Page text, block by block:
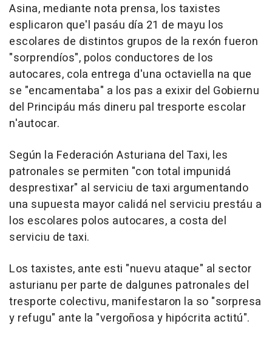
Asina, mediante nota prensa, los taxistes
esplicaron que'l pasáu día 21 de mayu los
escolares de distintos grupos de la rexón fueron
"sorprendíos", polos conductores de los
autocares, cola entrega d'una octaviella na que
se "encamentaba" a los pas a exixir del Gobiernu
del Principáu más dineru pal tresporte escolar
n'autocar.
Según la Federación Asturiana del Taxi, les
patronales se permiten "con total impunidá
desprestixar" al serviciu de taxi argumentando
una supuesta mayor calidá nel serviciu prestáu a
los escolares polos autocares, a costa del
serviciu de taxi.
Los taxistes, ante esti "nuevu ataque" al sector
asturianu per parte de dalgunes patronales del
tresporte colectivu, manifestaron la so "sorpresa
y refugu" ante la "vergoñosa y hipócrita actitú".